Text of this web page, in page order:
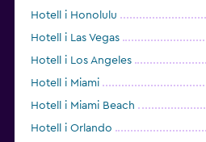
Hotell i Honolulu
Hotell i Las Vegas
Hotell i Los Angeles
Hotell i Miami
Hotell i Miami Beach
Hotell i Orlando